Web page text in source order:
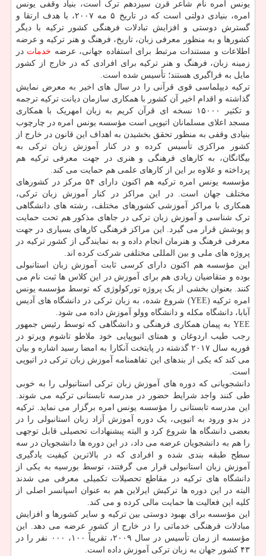
یونس امره نام شاعر قرن سیزدهم ترک است، بنیاد وقفی یونس
امره، بنیادی دولتی است که در تاریخ ۵ مه ۲۰۰۷، با هدف ارتقا و
گسترش دوستی و افزایش تبادلات فرهنگی کشور ترکیه با دیگر
کشورها و به منظور معرفی زبان، تاریخ، فرهنگ و هنر ترکیه و عرضه
اطلاعات و مستندات مرتبط برای استفاده جهانی، عرضه خدمات در
زمینه زبان، فرهنگ و هنر ترکیه برای افرادی که در خارج از کشور
مایل به فراگیری هستند؛ تأسیس شده است.
ترکیه دیپلماسی قوی قرآنی را در سال های اخیر به معرض نمایش
گذاشته و اقدام اخیر آن کشور با همکاری سازمان دیانت ترکیه ترجمه
و تکثیر ۱۵۰۰۰ نسخه ای قرآن کریم به زبان امهریک با همکاری
مسجد اعلای مسلمانان اتیوپی است مؤسسه یونس امره در چارچوب
بنیادی وقفی به منظور تحقق بخشیدن به اهداف این قانون در خارج از
کشور مراکزی تأسیس کرده و در کنار آموزش زبان ترکی به
بیگانگان، به کارهای فرهنگی و هنری در جهت معرفی ترکیه هم
پرداخته و علاوه بر این از کارهای علمی هم حمایت می کند.
مؤسسه یونس امره ترکیه هم اکنون دارای ۵۴ مرکز در کشورهای
مختلف جهان است. در این مراکز در کنار آموزش زبان ترکی،
همکاری با مراکز آموزشی کشورهای مختلف، رشته های دانشگاهی
ترک شناسی و آموزش زبان ترکی در جاهای مذکور هم تحت حمایت
و پوشش قرار می گیرد. این مراکز فرهنگی کارهای بسیاری در جهت
معرفی فرهنگ و هنرمان انجام داده و به نمایندگی از کشور ترکیه در
پروژه های ملی و بین المللی مختلفی شرکت کرده اند.
این مؤسسه هم اکنون دارای کرسی ثابت آموزش زبان استانبولی
بوده و متقاضیان زیادی هم برای آموزش در این کلاس ها ثبت نام می
کنند. بعنوان بخشی از یک پروژه تورکولوژی که توسط مؤسسه یونس
امره ترکیه (YEE) شروع شده، به زبان ترکی در دانشگاه های آدیس
آبابا، دانشگاه مکله و دانشگاه وولو آموزش داده می شود.
YEE به پیمان همکاری فرهنگی و دانشگاهی که توسط رئیس جمهور
رجب طیب اردوغان و همتای اتیوپیایی خود ملاطو تاشوم ویرتو در
فوریه سال ۲۰۱۷ گذشته در پایتخت آنکارا به امضا رسید اشاره و بیان
می کند که یکی از بندهای این تفاهمنامه آموزش زبان ترکی در اتیوپی
است.
دانشجویانی که دوره های آموزش زبان ترکی استانبولی را به خوبی
طی کنند واجد شرایط حضور در مدرسه تابستانی ترکیه می شوند.
این مدرسه تابستانی را مؤسسه یونس امره برگزار می نماید. ترکیه
در بدو ورود به اتیوپی، یک دوره آموزش آزاد زبان استانبولی را در
بعضی دانشگاه ها شروع کرد و البته پبشنهادات تحصیلی قابل توجهی
را هم به دانشجویان عرضه می داد، در این دوره ها دانشجویان در سه
سطح طبقه بندی شده و افرادی که در بالاترین کیفیت یادگیری
آموزش زبان استانبولی قرار می گرفتند، توسط بورسیه به یکی از
دانشگاه های ترکیه در مقاطع تحصیلات تکمیلی معرفی می شدند
البته در این دوره ها ترکیش ایرلاین هم به عنوان اسپانسر اصلی از
کلیه این فعالیت ها حمایت مالی کرده و می کند.
این مؤسسه برای بهبود دوستی بین ترکیه و سایر کشورها و افزایش
مبادلات فرهنگی خدماتی را در خارج از کشور عرضه می دهد. این
مؤسسه از زمان تأسیس در سال ۲۰۰۹، تقریباً ۱۰۰، ۰۰۰ نفر را در
۴۳ کشور جهان به زبان ترکی آموزش داده است.